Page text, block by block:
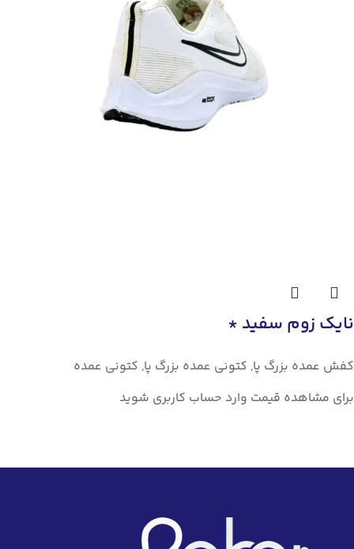
نایک زوم سفید *
کفش عمده بزرگ پا, کتونی عمده بزرگ پا, کتونی عمده
برای مشاهده قیمت وارد حساب کاربری شوید